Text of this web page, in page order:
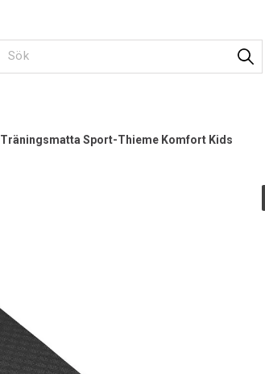
Träningsmatta Sport-Thieme Komfort Kids